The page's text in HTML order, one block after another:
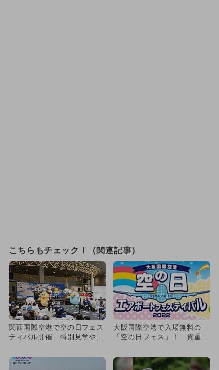
こちらもチェック！（関連記事）
関西国際空港で空の日フェス
ティバル開催 特別見学やお
大阪国際空港で入場無料の
「空の日フェス」！ 貴重な